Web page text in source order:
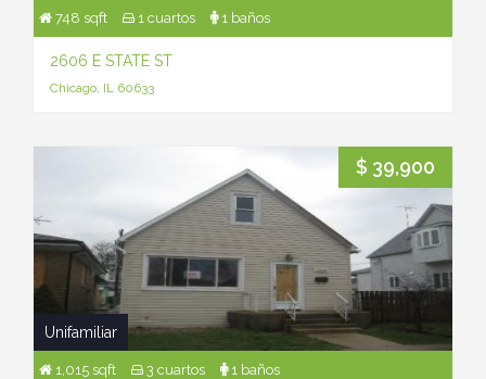
748 sqft 1 cuartos 1 baños
2606 E STATE ST
Chicago, IL 60633
$ 39,900
Unifamiliar
1,015 sqft 3 cuartos 1 baños